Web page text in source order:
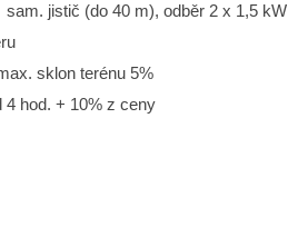
sam. jistič (do 40 m), odběr 2 x 1,5 kW
sklon terénu 5%
4 hod. + 10% z ceny